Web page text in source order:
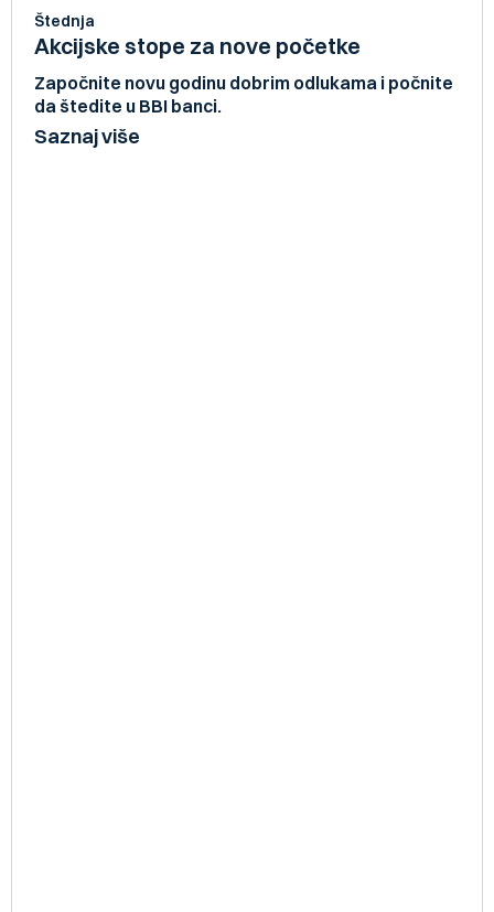
Štednja
Akcijske stope za nove početke
Započnite novu godinu dobrim odlukama i počnite
da štedite u BBI banci.
Saznaj više